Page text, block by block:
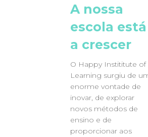
A nossa
escola está
a crescer
O Happy Instititute of
Learning surgiu de
enorme vontade de
inovar, de explorar
novos métodos de
ensino e de
proporcionar aos